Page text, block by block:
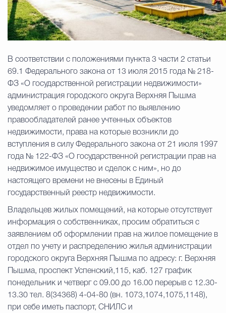
Гостям Городского
Общественная
Градостроительство и
Государственные организации
В соответствии с положениями пункта 3 части 2 статьи
69.1 Федерального закона от 13 июля 2015 года № 218-
ФЗ «О государственной регистрации недвижимости»
администрация городского округа Верхняя Пышма
уведомляет о проведении работ по выявлению
правообладателей ранее учтенных объектов
недвижимости, права на которые возникли до
вступления в силу Федерального закона от 21 июля 1997
года № 122-ФЗ «О государственной регистрации прав на
недвижимое имущество и сделок с ним», но до
настоящего времени не внесены в Единый
государственный реестр недвижимости.
Владельцев жилых помещений, на которые отсутствует
информация о собственниках, просим обратиться с
заявлением об оформлении прав на жилое помещение в
отдел по учету и распределению жилья администрации
городского округа Верхняя Пышма по адресу: г. Верхняя
Пышма, проспект Успенский,115, каб. 127 график
понедельник и четверг с 09.00 до 16.00 перерыв с 12.30-
13.30 тел. 8(34368) 4-04-80 (вн. 1073,1074,1075,1148),
при себе иметь паспорт, СНИЛС и